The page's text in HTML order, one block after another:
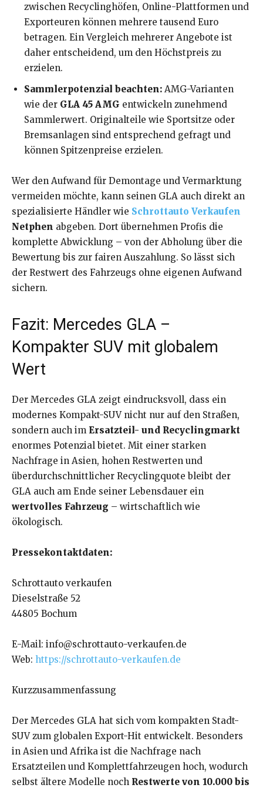
zwischen Recyclinghöfen, Online-Plattformen und
Exporteuren können mehrere tausend Euro
betragen. Ein Vergleich mehrerer Angebote ist
daher entscheidend, um den Höchstpreis zu
erzielen.
Sammlerpotenzial beachten: AMG-Varianten
wie der GLA 45 AMG entwickeln zunehmend
Sammlerwert. Originalteile wie Sportsitze oder
Bremsanlagen sind entsprechend gefragt und
können Spitzenpreise erzielen.
Wer den Aufwand für Demontage und Vermarktung
vermeiden möchte, kann seinen GLA auch direkt an
spezialisierte Händler wie Schrottauto Verkaufen
Netphen abgeben. Dort übernehmen Profis die
komplette Abwicklung – von der Abholung über die
Bewertung bis zur fairen Auszahlung. So lässt sich
der Restwert des Fahrzeugs ohne eigenen Aufwand
sichern.
Fazit: Mercedes GLA –
Kompakter SUV mit globalem
Wert
Der Mercedes GLA zeigt eindrucksvoll, dass ein
modernes Kompakt-SUV nicht nur auf den Straßen,
sondern auch im Ersatzteil- und Recyclingmarkt
enormes Potenzial bietet. Mit einer starken
Nachfrage in Asien, hohen Restwerten und
überdurchschnittlicher Recyclingquote bleibt der
GLA auch am Ende seiner Lebensdauer ein
wertvolles Fahrzeug – wirtschaftlich wie
ökologisch.
Pressekontaktdaten:
Schrottauto verkaufen
Dieselstraße 52
44805 Bochum
E-Mail: info@schrottauto-verkaufen.de
Web: https://schrottauto-verkaufen.de
Kurzzusammenfassung
Der Mercedes GLA hat sich vom kompakten Stadt-
SUV zum globalen Export-Hit entwickelt. Besonders
in Asien und Afrika ist die Nachfrage nach
Ersatzteilen und Komplettfahrzeugen hoch, wodurch
selbst ältere Modelle noch Restwerte von 10.000 bis